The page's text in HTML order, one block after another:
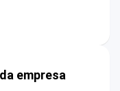
empresa